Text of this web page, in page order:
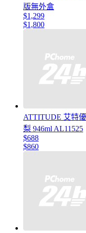
版無外盒
$1,299
$1,800
ATTITUDE 艾特
梨 946ml AL11525
$688
$860